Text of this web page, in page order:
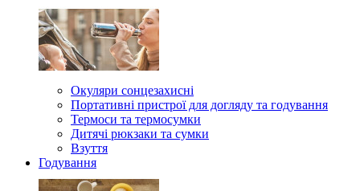
Окуляри сонцезахисні
Портативні пристрої для догляду та годування
Термоси та термосумки
Дитячі рюкзаки та сумки
Взуття
Годування